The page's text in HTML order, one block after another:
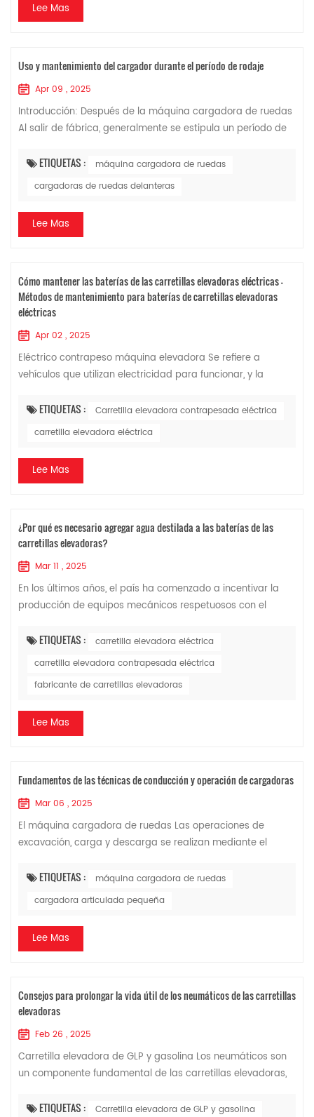
Lee Mas
Uso y mantenimiento del cargador durante el período de rodaje
Apr 09 , 2025
Introducción: Después de la máquina cargadora de ruedas
Al salir de fábrica, generalmente se estipula un período de
"período de rodaje"), que se e...
ETIQUETAS :
máquina cargadora de ruedas
cargadoras de ruedas delanteras
Lee Mas
Cómo mantener las baterías de las carretillas elevadoras eléctricas -
Métodos de mantenimiento para baterías de carretillas elevadoras
eléctricas
Apr 02 , 2025
Eléctrico contrapeso máquina elevadora Se refiere a
vehículos que utilizan electricidad para funcionar, y la
batería cuya función es almacenar ...
ETIQUETAS :
Carretilla elevadora contrapesada eléctrica
carretilla elevadora eléctrica
Lee Mas
¿Por qué es necesario agregar agua destilada a las baterías de las
carretillas elevadoras?
Mar 11 , 2025
En los últimos años, el país ha comenzado a incentivar la
producción de equipos mecánicos respetuosos con el
emisiones de carbono, y carretilla eleva...
ETIQUETAS :
carretilla elevadora eléctrica
carretilla elevadora contrapesada eléctrica
fabricante de carretillas elevadoras
Lee Mas
Fundamentos de las técnicas de conducción y operación de cargadoras
Mar 06 , 2025
El máquina cargadora de ruedas Las operaciones de
excavación, carga y descarga se realizan mediante el
los aspectos básicos de conducción y o...
ETIQUETAS :
máquina cargadora de ruedas
cargadora articulada pequeña
Lee Mas
Consejos para prolongar la vida útil de los neumáticos de las carretillas
elevadoras
Feb 26 , 2025
Carretilla elevadora de GLP y gasolina Los neumáticos son
un componente fundamental de las carretillas elevadoras,
determina la suavidad de la...
ETIQUETAS :
Carretilla elevadora de GLP y gasolina